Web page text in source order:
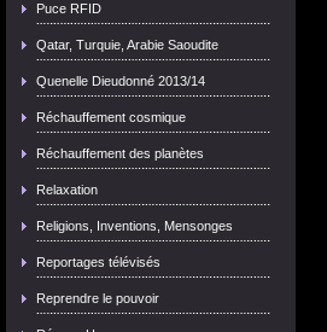
Puce RFID
Qatar, Turquie, Arabie Saoudite
Quenelle Dieudonné 2013/14
Réchauffement cosmique
Réchauffement des planètes
Relaxation
Religions, Inventions, Mensonges
Reportages télévisés
Reprendre le pouvoir